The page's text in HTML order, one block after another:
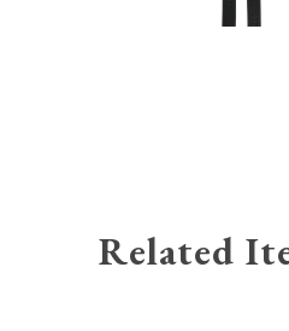
Related